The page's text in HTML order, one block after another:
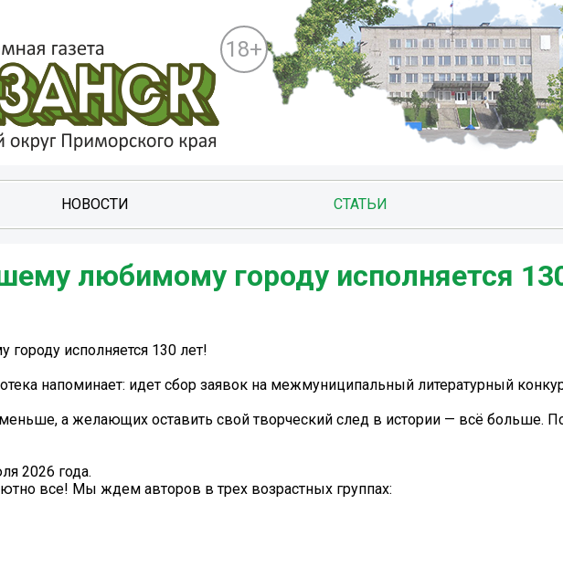
18+
НОВОСТИ СТАТЬИ
любимому городу исполняется
исполняется 130 лет!
напоминает: идет сбор заявок на межмуниципальный литературный
а желающих оставить свой творческий след в истории — всё больше.
2026 года.
все! Мы ждем авторов в трех возрастных группах: